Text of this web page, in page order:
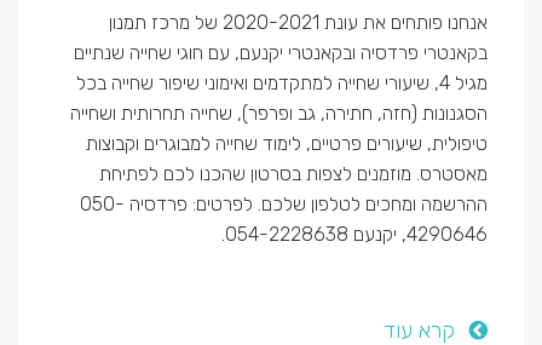
אנחנו פותחים את עונת 2020-2021 של מרכז תמנון
בקאנטרי פרדסיה ובקאנטרי יקנעם, עם חוגי שחייה שנתיים
מגיל 4, שיעורי שחייה למתקדמים ואימוני שיפור שחייה בכל
הסגנונות (חזה, חתירה, גב ופרפר), שחייה תחרותית ושחייה
טיפולית, שיעורים פרטיים, לימוד שחייה למבוגרים וקבוצות
מאסטרס. מוזמנים לצפות בסרטון שהכנו לכם לפתיחת
ההרשמה ומחכים לטלפון שלכם. לפרטים: פרדסיה 050-
4290646, יקנעם 054-2228638.
קרא עוד